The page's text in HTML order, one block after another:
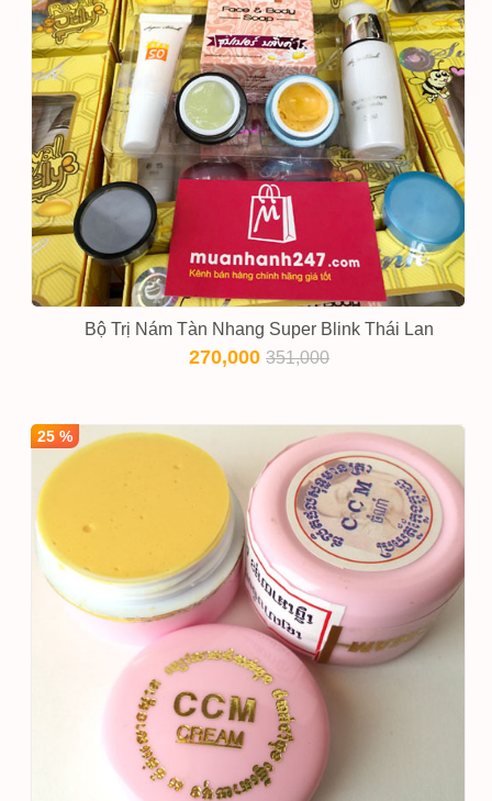
Bộ Trị Nám Tàn Nhang Super Blink Thái Lan
270,000351,000
25 %